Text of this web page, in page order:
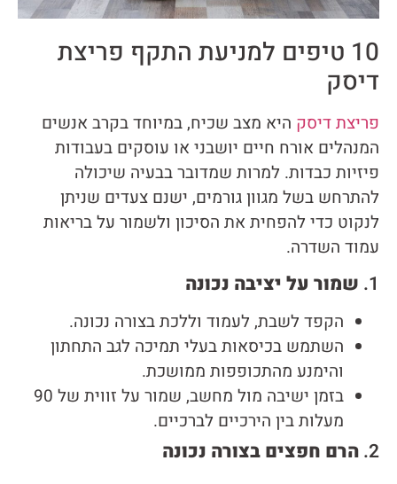
10 טיפים למניעת התקף פריצת
דיסק
פריצת דיסק היא מצב שכיח, במיוחד בקרב אנשים
המנהלים אורח חיים יושבני או עוסקים בעבודות
פיזיות כבדות. למרות שמדובר בבעיה שיכולה
להתרחש בשל מגוון גורמים, ישנם צעדים שניתן
לנקוט כדי להפחית את הסיכון ולשמור על בריאות
עמוד השדרה.
1. שמור על יציבה נכונה
הקפד לשבת, לעמוד וללכת בצורה נכונה.
השתמש בכיסאות בעלי תמיכה לגב התחתון
והימנע מהתכופפות ממושכת.
בזמן ישיבה מול מחשב, שמור על זווית של 90
מעלות בין הירכיים לברכיים.
2. הרם חפצים בצורה נכונה